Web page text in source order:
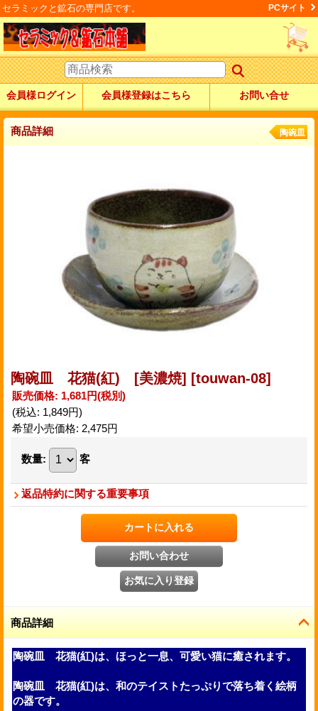
セラミックと鉱石の専門店です。 PCサイト
会員様ログイン 会員様登録はこちら お問い合せ
商品詳細 陶碗皿
陶碗皿 花猫(紅) [美濃焼] [touwan-08]
販売価格: 1,681円(税別)
(税込: 1,849円)
希望小売価格: 2,475円
数量: 客
返品特約に関する重要事項
商品詳細
陶碗皿 花猫(紅)は、ほっと一息、可愛い猫に癒されます。
陶碗皿 花猫(紅)は、和のテイストたっぷりで落ち着く絵柄
の器です。